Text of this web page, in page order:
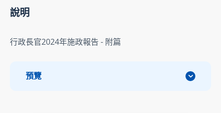
說明
行政長官2024年施政報告 - 附篇
預覽